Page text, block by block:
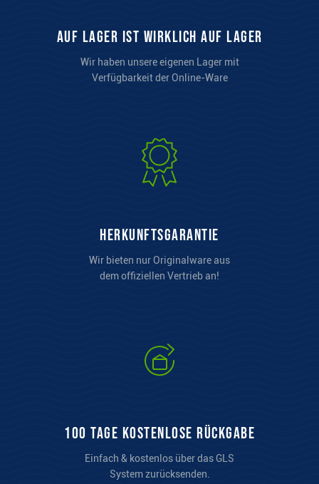
auf Lager ist wirklich auf Lager
Wir haben unsere eigenen Lager mit
Verfügbarkeit der Online-Ware
Herkunftsgarantie
Wir bieten nur Originalware aus
dem offiziellen Vertrieb an!
100 Tage kostenlose Rückgabe
Einfach & kostenlos über das GLS
System zurücksenden.